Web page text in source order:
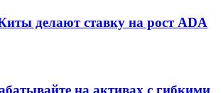
делают ставку на рост ADA
на активах с гибкими